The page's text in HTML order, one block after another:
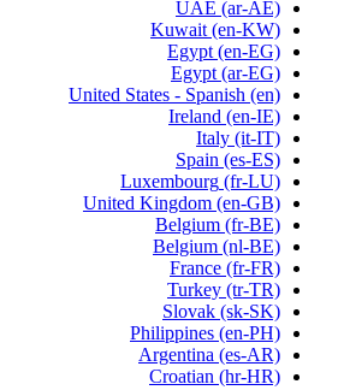
UAE (ar-AE)
Kuwait (en-KW)
Egypt (en-EG)
Egypt (ar-EG)
United States - Spanish (en)
Ireland (en-IE)
Italy (it-IT)
Spain (es-ES)
Luxembourg (fr-LU)
United Kingdom (en-GB)
Belgium (fr-BE)
Belgium (nl-BE)
France (fr-FR)
Turkey (tr-TR)
Slovak (sk-SK)
Philippines (en-PH)
Argentina (es-AR)
Croatian (hr-HR)